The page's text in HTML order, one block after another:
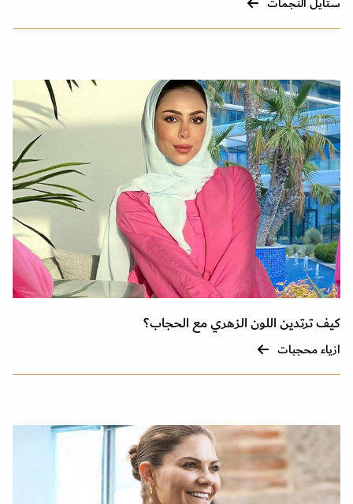
كيف ترتدين اللون الزهري مع الحجاب؟
ازياء محجبات